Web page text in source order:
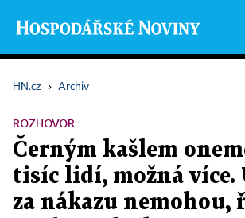
HN.cz › Archiv
ROZHOVOR
Černým kašlem
tisíc lidí, možná více.
za nákazu nemohou,